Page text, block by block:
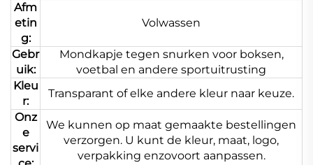
Afm
etin
g:
Volwassen
Gebr
uik:
Mondkapje tegen snurken voor boksen,
voetbal en andere sportuitrusting
Kleu
r:
Transparant of elke andere kleur naar keuze.
Onz
e
servi
We kunnen op maat gemaakte bestellingen
verzorgen. U kunt de kleur, maat, logo,
verpakking enzovoort aanpassen.